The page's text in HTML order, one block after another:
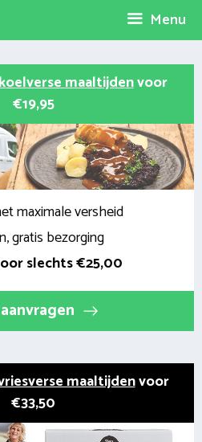
Menu
maaltijdenvoor
€19,95
maximale versheid
gratis bezorging
slechts €25,00
maaltijdenvoor
€33,50